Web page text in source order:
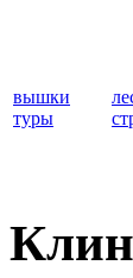
вышки
туры